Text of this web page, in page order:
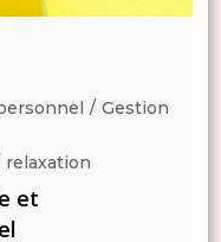
Gestion
relaxation
et